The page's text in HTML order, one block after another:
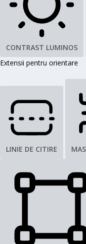
CONTRAST LUMINOS
Extensii pentru orientare
LINIE DE CITIRE